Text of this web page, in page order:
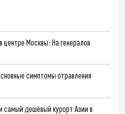
Москвы: На генералов
симптомы отравления
самый дешёвый курорт Азии в